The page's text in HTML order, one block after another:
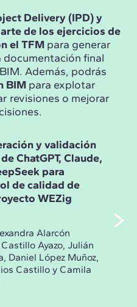
Delivery (IPD) y
de los ejercicios de
el TFM para generar
documentación final
Además, podrás
BIM para explotar
revisiones o mejorar
y validación
ChatGPT, Claude,
para
de calidad de
WEZig
Alarcón
Ayazo, Julián
Daniel López Muñoz,
Castillo y Camila